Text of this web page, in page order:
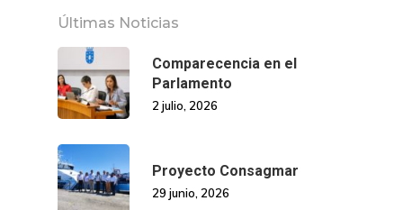
Últimas Noticias
Comparecencia en el
Parlamento
2 julio, 2026
Proyecto Consagmar
29 junio, 2026